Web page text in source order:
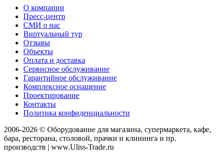
О компании
Пресс-центр
СМИ о нас
Виртуальный тур
Отзывы
Объекты
Оплата и доставка
Сервисное обслуживание
Гарантийное обслуживание
Комплексное оснащение
Проектирование
Контакты
Политика конфиденциальности
2006-2026 © Оборудование для магазина, супермаркета, кафе,
бара, ресторана, столовой, прачки и клининга и пр.
производств | www.Uliss-Trade.ru